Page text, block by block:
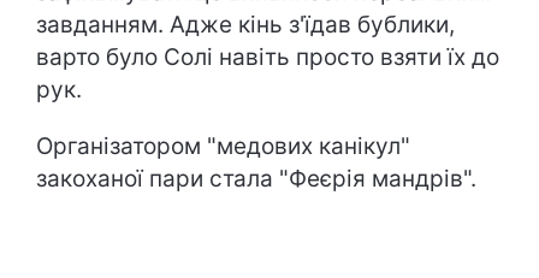
завданням. Адже кінь з'їдав бублики,
варто було Солі навіть просто взяти їх до
рук.
Організатором "медових канікул"
закоханої пари стала "Феєрія мандрів".